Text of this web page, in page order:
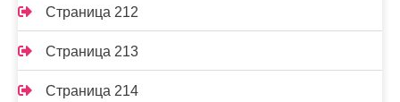
Страница 212
Страница 213
Страница 214